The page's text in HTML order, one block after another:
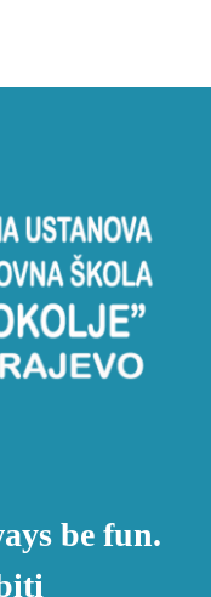
be fun.